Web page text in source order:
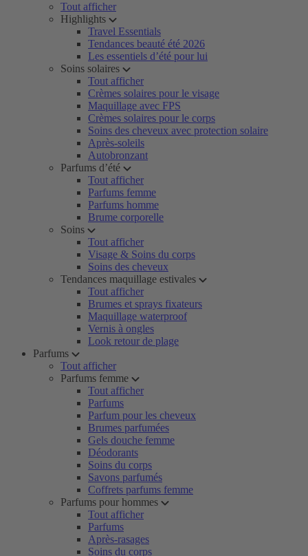
Tout afficher
Highlights
Travel Essentials
Tendances beauté été 2026
Les essentiels d’été pour lui
Soins solaires
Tout afficher
Crèmes solaires pour le visage
Maquillage avec FPS
Crèmes solaires pour le corps
Soins des cheveux avec protection solaire
Après-soleils
Autobronzant
Parfums d’été
Tout afficher
Parfums femme
Parfums homme
Brume corporelle
Soins
Tout afficher
Visage & Soins du corps
Soins des cheveux
Tendances maquillage estivales
Tout afficher
Brumes et sprays fixateurs
Maquillage waterproof
Vernis à ongles
Look retour de plage
Parfums
Tout afficher
Parfums femme
Tout afficher
Parfums
Parfum pour les cheveux
Brumes parfumées
Gels douche femme
Déodorants
Soins du corps
Savons parfumés
Coffrets parfums femme
Parfums pour hommes
Tout afficher
Parfums
Après-rasages
Soins du corps